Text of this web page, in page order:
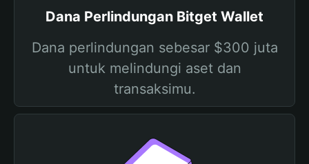
Dana Perlindungan Bitget Wallet
Dana perlindungan sebesar $300 juta
untuk melindungi aset dan
transaksimu.